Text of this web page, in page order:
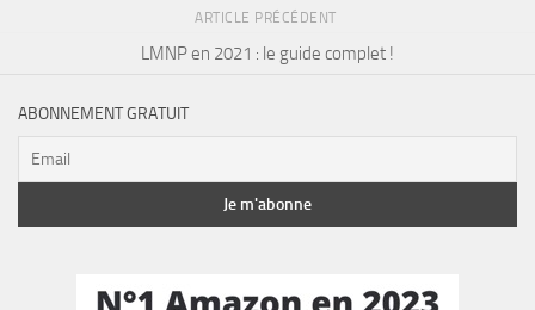
ARTICLE PRÉCÉDENT
LMNP en 2021 : le guide complet !
ABONNEMENT GRATUIT